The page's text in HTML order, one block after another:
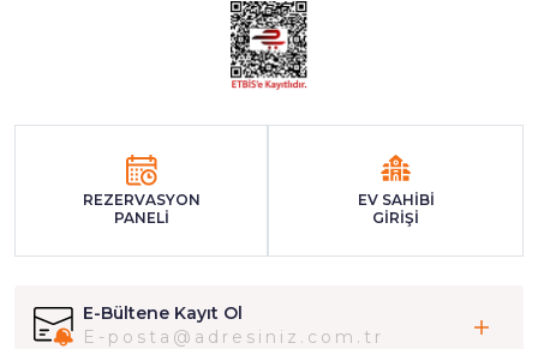
REZERVASYON
PANELİ
EV SAHİBİ
GİRİŞİ
E-Bültene Kayıt Ol